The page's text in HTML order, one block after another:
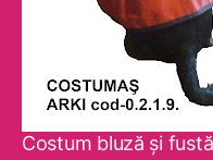
Costum bluză şi